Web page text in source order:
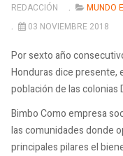
REDACCIÓN
MUNDO
03 NOVIEMBRE 2018
Por sexto año
Honduras dice presente,
población de las colonias
Bimbo Como empresa
las comunidades donde
principales pilares el